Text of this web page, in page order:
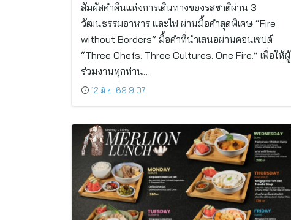
สัมผัสค่ำคืนแห่งการเดินทางของรสชาติผ่าน 3
วัฒนธรรมอาหาร และไฟ ผ่านมื้อค่ำสุดพิเศษ “Fire
without Borders” มื้อค่ำที่นำเสนอผ่านคอนเซปต์
“Three Chefs. Three Cultures. One Fire.” เพื่อให้ผู้
ร่วมงานทุกท่าน…
12 มิ.ย. 69 9:07